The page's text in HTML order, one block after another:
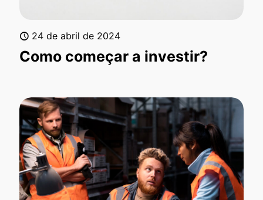
24 de abril de 2024
Como começar a investir?